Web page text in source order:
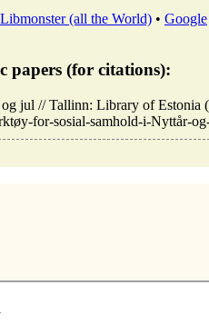
Libmonster (all the World) • Google
papers (for citations):
jul // Tallinn: Library of
for-sosial-samhold-i-Nyttår-